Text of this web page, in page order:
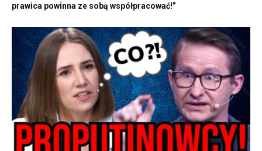
prawica powinna ze sobą współpracować!”